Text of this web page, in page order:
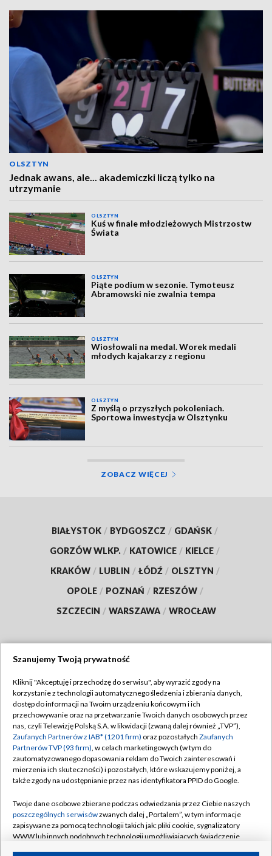
OLSZTYN
Jednak awans, ale... akademiczki liczą tylko na
utrzymanie
OLSZTYN
Kuś w finale młodzieżowych Mistrzostw
Świata
OLSZTYN
Piąte podium w sezonie. Tymoteusz
Abramowski nie zwalnia tempa
OLSZTYN
Wiosłowali na medal. Worek medali
młodych kajakarzy z regionu
OLSZTYN
Z myślą o przyszłych pokoleniach.
Sportowa inwestycja w Olsztynku
ZOBACZ WIĘCEJ
BIAŁYSTOK / BYDGOSZCZ / GDAŃSK /
GORZÓW WLKP. / KATOWICE / KIELCE /
KRAKÓW / LUBLIN / ŁÓDŹ / OLSZTYN /
OPOLE / POZNAŃ / RZESZÓW /
SZCZECIN / WARSZAWA / WROCŁAW
TVP
Abonament TVP
Emisja w TVP
Centrum informacji TVP
Naziemna Telewizja Cyfrowa
Rada Programowa
System NOS
Informacje o nadawcy
Regulamin TVP
Polityka prywatności
Moje zgody
Pomoc
Kontakt
Szanujemy Twoją prywatność
Kliknij "Akceptuję i przechodzę do serwisu", aby wyrazić zgody na
korzystanie z technologii automatycznego śledzenia i zbierania danych,
dostęp do informacji na Twoim urządzeniu końcowym i ich
przechowywanie oraz na przetwarzanie Twoich danych osobowych przez
nas, czyli Telewizję Polską S.A. w likwidacji (zwaną dalej również „TVP”),
Zaufanych Partnerów z IAB* (1201 firm) oraz pozostałych Zaufanych
Partnerów TVP (93 firm), w celach marketingowych (w tym do
zautomatyzowanego dopasowania reklam do Twoich zainteresowań i
mierzenia ich skuteczności) i pozostałych, które wskazujemy poniżej, a
także zgody na udostępnianie przez nas identyfikatora PPID do Google.
Twoje dane osobowe zbierane podczas odwiedzania przez Ciebie naszych
poszczególnych serwisówzwanych dalej „Portalem”, w tym informacje
zapisywane za pomocą technologii takich jak: pliki cookie, sygnalizatory
WWW lub innych podobnych technologii umożliwiających świadczenie